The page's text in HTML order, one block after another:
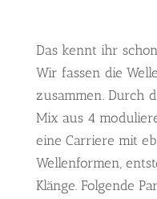
Das kennt ihr
Wir fassen die
zusammen. Durch
Mix aus 4
eine Carriere mit
Wellenformen,
Klänge. Folgende